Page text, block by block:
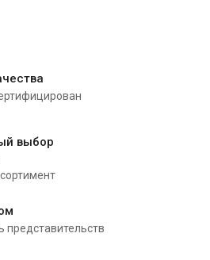
выбор
представительств